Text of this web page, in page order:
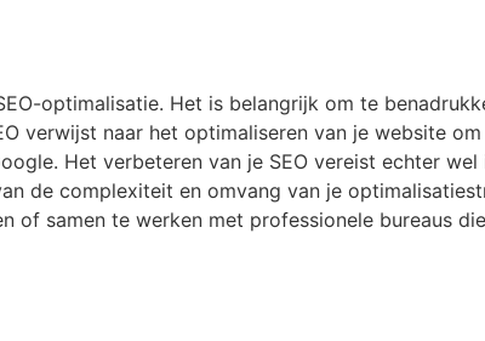
optimalisatie. Het is belangrijk om te
verwijst naar het optimaliseren van je website
Het verbeteren van je SEO vereist echter wel
de complexiteit en omvang van je
of samen te werken met professionele bureaus die